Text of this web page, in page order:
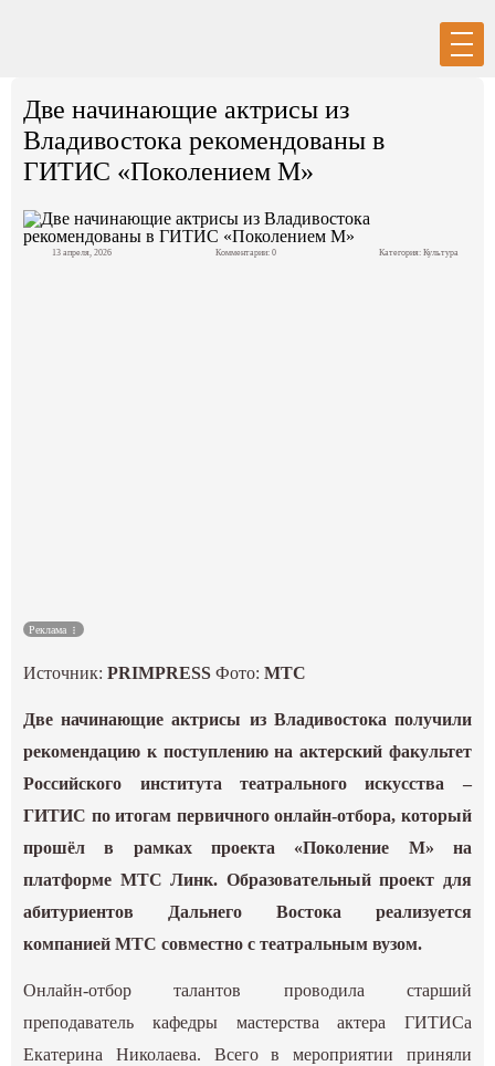
Политика
Две начинающие актрисы из
Владивостока рекомендованы в
ГИТИС «Поколением М»
13 апреля, 2026 Комментарии: 0 Категория: Культура
Реклама
Источник:PRIMPRESS Фото:МТС
Две начинающие актрисы из Владивостока получили
рекомендацию к поступлению на актерский факультет
Российского института театрального искусства –
ГИТИС по итогам первичного онлайн-отбора, который
прошёл в рамках проекта «Поколение М» на
платформе МТС Линк. Образовательный проект для
абитуриентов Дальнего Востока реализуется
компанией МТС совместно с театральным вузом.
Онлайн-отбор талантов проводила старший
преподаватель кафедры мастерства актера ГИТИСа
Екатерина Николаева. Всего в мероприятии приняли